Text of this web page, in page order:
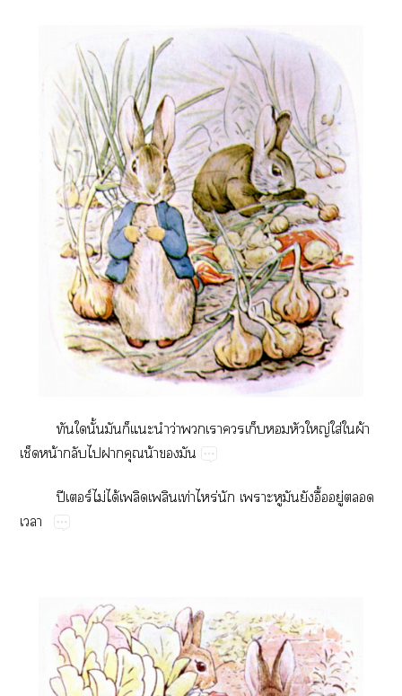
​​ั้​​​​ว่​​​​​​​ญ่​ใส่​​ผ้​
​น้​​​​​น้​​
ปี​ร์​ไม่​ได้​​ท่​ร่​​​​​ื้​ู่​​
